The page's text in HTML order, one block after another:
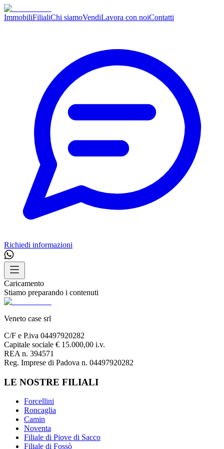
ImmobiliFilialiChi siamoVendiLavora con noiContatti
Richiedi informazioni
Caricamento
Stiamo preparando i contenuti
Veneto case srl
C/F e P.iva 04497920282
Capitale sociale € 15.000,00 i.v.
REA n. 394571
Reg. Imprese di Padova n. 04497920282
LE NOSTRE FILIALI
Forcellini
Roncaglia
Camin
Noventa
Filiale di Piove di Sacco
Filiale di Fossò